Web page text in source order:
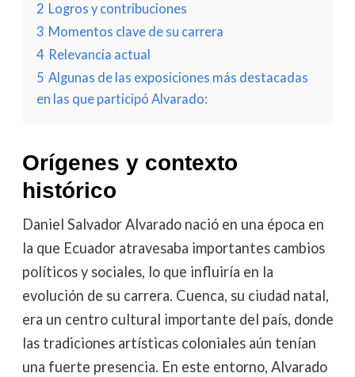
2 Logros y contribuciones
3 Momentos clave de su carrera
4 Relevancia actual
5 Algunas de las exposiciones más destacadas
en las que participó Alvarado:
Orígenes y contexto
histórico
Daniel Salvador Alvarado nació en una época en
la que Ecuador atravesaba importantes cambios
políticos y sociales, lo que influiría en la
evolución de su carrera. Cuenca, su ciudad natal,
era un centro cultural importante del país, donde
las tradiciones artísticas coloniales aún tenían
una fuerte presencia. En este entorno, Alvarado